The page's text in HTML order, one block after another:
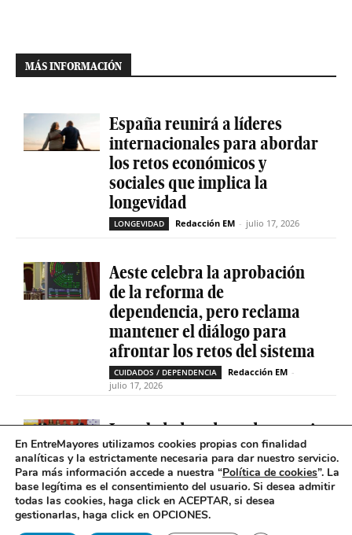
MÁS INFORMACIÓN
España reunirá a líderes
internacionales para abordar
los retos económicos y
sociales que implica la
longevidad
LONGEVIDAD Redacción EM - julio 17, 2026
Aeste celebra la aprobación
de la reforma de
dependencia, pero reclama
mantener el diálogo para
afrontar los retos del sistema
CUIDADOS / DEPENDENCIA Redacción EM -
julio 17, 2026
La soledad no deseada es casi
cinco veces superior entre
personas que tienen
problemas de salud mental
SOLEDAD NO DESEADA Redacción EM
julio 16, 2026
En EntreMayores utilizamos cookies propias con finalidad
analíticas y la estrictamente necesaria para dar nuestro servicio.
Para más información accede a nuestra “Política de cookies”. La
base legítima es el consentimiento del usuario. Si desea admitir
todas las cookies, haga click en ACEPTAR, si desea
gestionarlas, haga click en OPCIONES.